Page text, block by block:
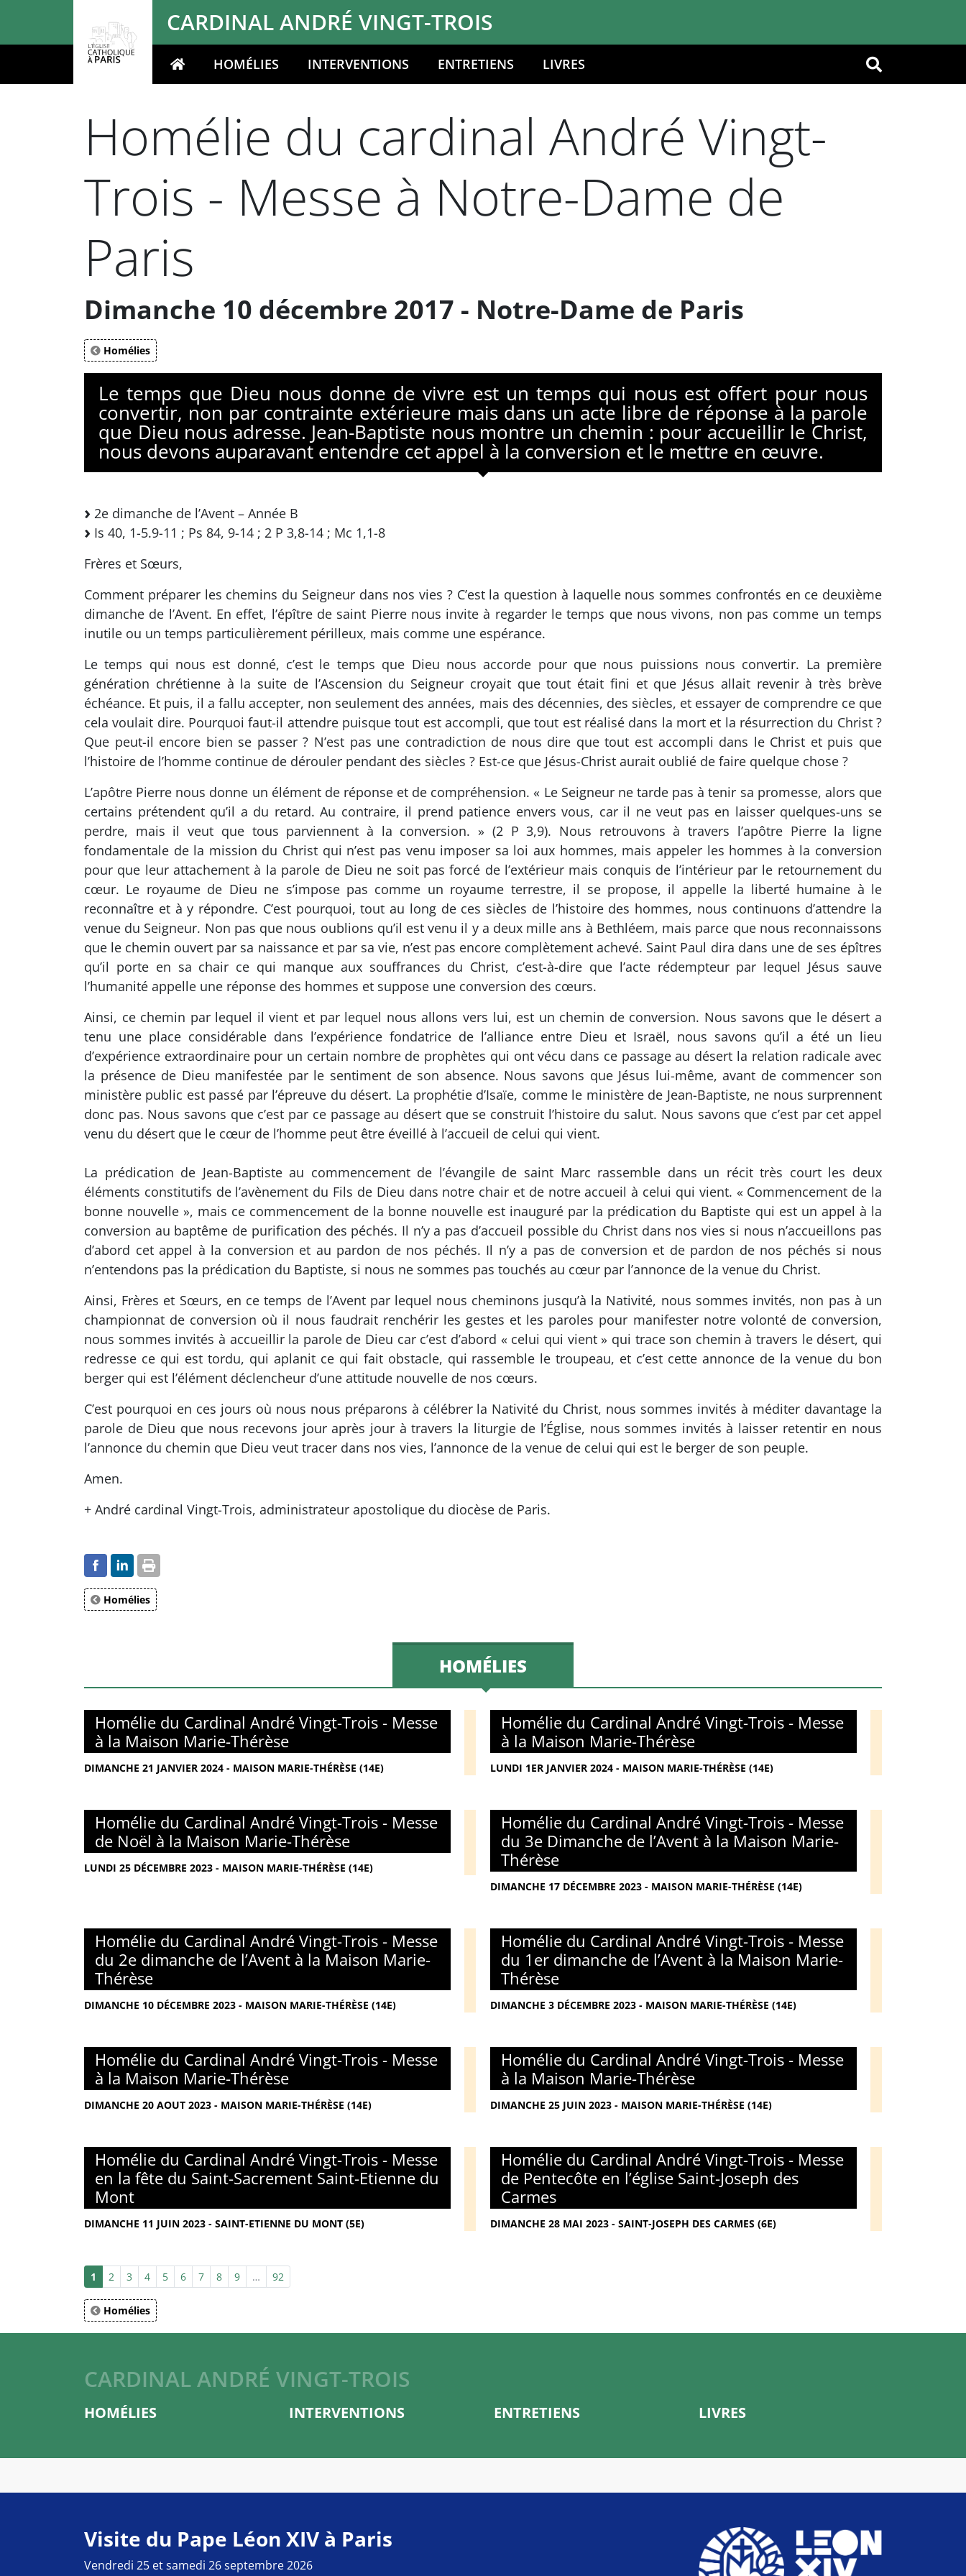
CARDINAL ANDRÉ VINGT-TROIS
Votre recherche OK
HOMÉLIES INTERVENTIONS ENTRETIENS LIVRES
Homélie du cardinal André Vingt-
Trois - Messe à Notre-Dame de
Paris
Dimanche 10 décembre 2017 - Notre-Dame de Paris
Homélies
Le temps que Dieu nous donne de vivre est un temps qui nous est offert pour nous
convertir, non par contrainte extérieure mais dans un acte libre de réponse à la parole
que Dieu nous adresse. Jean-Baptiste nous montre un chemin : pour accueillir le Christ,
nous devons auparavant entendre cet appel à la conversion et le mettre en œuvre.
2e dimanche de l’Avent – Année B
Is 40, 1-5.9-11 ; Ps 84, 9-14 ; 2 P 3,8-14 ; Mc 1,1-8
Frères et Sœurs,
Comment préparer les chemins du Seigneur dans nos vies ? C’est la question à laquelle nous sommes confrontés en ce deuxième
dimanche de l’Avent. En effet, l’épître de saint Pierre nous invite à regarder le temps que nous vivons, non pas comme un temps
inutile ou un temps particulièrement périlleux, mais comme une espérance.
Le temps qui nous est donné, c’est le temps que Dieu nous accorde pour que nous puissions nous convertir. La première
génération chrétienne à la suite de l’Ascension du Seigneur croyait que tout était fini et que Jésus allait revenir à très brève
échéance. Et puis, il a fallu accepter, non seulement des années, mais des décennies, des siècles, et essayer de comprendre ce que
cela voulait dire. Pourquoi faut-il attendre puisque tout est accompli, que tout est réalisé dans la mort et la résurrection du Christ ?
Que peut-il encore bien se passer ? N’est pas une contradiction de nous dire que tout est accompli dans le Christ et puis que
l’histoire de l’homme continue de dérouler pendant des siècles ? Est-ce que Jésus-Christ aurait oublié de faire quelque chose ?
L’apôtre Pierre nous donne un élément de réponse et de compréhension. « Le Seigneur ne tarde pas à tenir sa promesse, alors que
certains prétendent qu’il a du retard. Au contraire, il prend patience envers vous, car il ne veut pas en laisser quelques-uns se
perdre, mais il veut que tous parviennent à la conversion. » (2 P 3,9). Nous retrouvons à travers l’apôtre Pierre la ligne
fondamentale de la mission du Christ qui n’est pas venu imposer sa loi aux hommes, mais appeler les hommes à la conversion
pour que leur attachement à la parole de Dieu ne soit pas forcé de l’extérieur mais conquis de l’intérieur par le retournement du
cœur. Le royaume de Dieu ne s’impose pas comme un royaume terrestre, il se propose, il appelle la liberté humaine à le
reconnaître et à y répondre. C’est pourquoi, tout au long de ces siècles de l’histoire des hommes, nous continuons d’attendre la
venue du Seigneur. Non pas que nous oublions qu’il est venu il y a deux mille ans à Bethléem, mais parce que nous reconnaissons
que le chemin ouvert par sa naissance et par sa vie, n’est pas encore complètement achevé. Saint Paul dira dans une de ses épîtres
qu’il porte en sa chair ce qui manque aux souffrances du Christ, c’est-à-dire que l’acte rédempteur par lequel Jésus sauve
l’humanité appelle une réponse des hommes et suppose une conversion des cœurs.
Ainsi, ce chemin par lequel il vient et par lequel nous allons vers lui, est un chemin de conversion. Nous savons que le désert a
tenu une place considérable dans l’expérience fondatrice de l’alliance entre Dieu et Israël, nous savons qu’il a été un lieu
d’expérience extraordinaire pour un certain nombre de prophètes qui ont vécu dans ce passage au désert la relation radicale avec
la présence de Dieu manifestée par le sentiment de son absence. Nous savons que Jésus lui-même, avant de commencer son
ministère public est passé par l’épreuve du désert. La prophétie d’Isaïe, comme le ministère de Jean-Baptiste, ne nous surprennent
donc pas. Nous savons que c’est par ce passage au désert que se construit l’histoire du salut. Nous savons que c’est par cet appel
venu du désert que le cœur de l’homme peut être éveillé à l’accueil de celui qui vient.
La prédication de Jean-Baptiste au commencement de l’évangile de saint Marc rassemble dans un récit très court les deux
éléments constitutifs de l’avènement du Fils de Dieu dans notre chair et de notre accueil à celui qui vient. « Commencement de la
bonne nouvelle », mais ce commencement de la bonne nouvelle est inauguré par la prédication du Baptiste qui est un appel à la
conversion au baptême de purification des péchés. Il n’y a pas d’accueil possible du Christ dans nos vies si nous n’accueillons pas
d’abord cet appel à la conversion et au pardon de nos péchés. Il n’y a pas de conversion et de pardon de nos péchés si nous
n’entendons pas la prédication du Baptiste, si nous ne sommes pas touchés au cœur par l’annonce de la venue du Christ.
Ainsi, Frères et Sœurs, en ce temps de l’Avent par lequel nous cheminons jusqu’à la Nativité, nous sommes invités, non pas à un
championnat de conversion où il nous faudrait renchérir les gestes et les paroles pour manifester notre volonté de conversion,
nous sommes invités à accueillir la parole de Dieu car c’est d’abord « celui qui vient » qui trace son chemin à travers le désert, qui
redresse ce qui est tordu, qui aplanit ce qui fait obstacle, qui rassemble le troupeau, et c’est cette annonce de la venue du bon
berger qui est l’élément déclencheur d’une attitude nouvelle de nos cœurs.
C’est pourquoi en ces jours où nous nous préparons à célébrer la Nativité du Christ, nous sommes invités à méditer davantage la
parole de Dieu que nous recevons jour après jour à travers la liturgie de l’Église, nous sommes invités à laisser retentir en nous
l’annonce du chemin que Dieu veut tracer dans nos vies, l’annonce de la venue de celui qui est le berger de son peuple.
Amen.
+ André cardinal Vingt-Trois, administrateur apostolique du diocèse de Paris.
Homélies
HOMÉLIES
Homélie du Cardinal André Vingt-Trois - Messe
à la Maison Marie-Thérèse
DIMANCHE 21 JANVIER 2024 - MAISON MARIE-THÉRÈSE (14E)
Homélie du Cardinal André Vingt-Trois - Messe
à la Maison Marie-Thérèse
LUNDI 1ER JANVIER 2024 - MAISON MARIE-THÉRÈSE (14E)
Homélie du Cardinal André Vingt-Trois - Messe
de Noël à la Maison Marie-Thérèse
LUNDI 25 DÉCEMBRE 2023 - MAISON MARIE-THÉRÈSE (14E)
Homélie du Cardinal André Vingt-Trois - Messe
du 3e Dimanche de l’Avent à la Maison Marie-
Thérèse
DIMANCHE 17 DÉCEMBRE 2023 - MAISON MARIE-THÉRÈSE (14E)
Homélie du Cardinal André Vingt-Trois - Messe
du 2e dimanche de l’Avent à la Maison Marie-
Thérèse
DIMANCHE 10 DÉCEMBRE 2023 - MAISON MARIE-THÉRÈSE (14E)
Homélie du Cardinal André Vingt-Trois - Messe
du 1er dimanche de l’Avent à la Maison Marie-
Thérèse
DIMANCHE 3 DÉCEMBRE 2023 - MAISON MARIE-THÉRÈSE (14E)
Homélie du Cardinal André Vingt-Trois - Messe
à la Maison Marie-Thérèse
DIMANCHE 20 AOUT 2023 - MAISON MARIE-THÉRÈSE (14E)
Homélie du Cardinal André Vingt-Trois - Messe
à la Maison Marie-Thérèse
DIMANCHE 25 JUIN 2023 - MAISON MARIE-THÉRÈSE (14E)
Homélie du Cardinal André Vingt-Trois - Messe
en la fête du Saint-Sacrement Saint-Etienne du
Mont
DIMANCHE 11 JUIN 2023 - SAINT-ETIENNE DU MONT (5E)
Homélie du Cardinal André Vingt-Trois - Messe
de Pentecôte en l’église Saint-Joseph des
Carmes
DIMANCHE 28 MAI 2023 - SAINT-JOSEPH DES CARMES (6E)
1 2 3 4 5 6 7 8 9 … 92
Homélies
CARDINAL ANDRÉ VINGT-TROIS
HOMÉLIES INTERVENTIONS ENTRETIENS LIVRES
Visite du Pape Léon XIV à Paris
Vendredi 25 et samedi 26 septembre 2026